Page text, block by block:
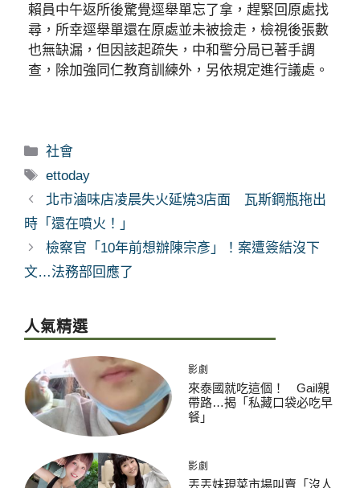
賴員中午返所後驚覺逕舉單忘了拿，趕緊回原處找
尋，所幸逕舉單還在原處並未被撿走，檢視後張數
也無缺漏，但因該起疏失，中和警分局已著手調
查，除加強同仁教育訓練外，另依規定進行議處。
分
類
社會
標
籤
ettoday
北市滷味店凌晨失火延燒3店面 瓦斯鋼瓶拖出
時「還在噴火！」
檢察官「10年前想辦陳宗彥」！案遭簽結沒下
文…法務部回應了
人氣精選
影劇
來泰國就吃這個！ Gail親
帶路…揭「私藏口袋必吃早
餐」
影劇
丟丟妹現菜市場叫賣「沒人